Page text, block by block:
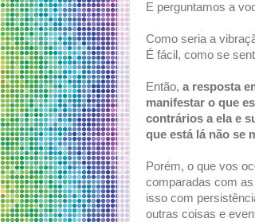
E perguntamos a
Como seria a
É fácil, como se
Então, a resposta
manifestar o que
contrários a ela e
que está lá não se
Porém, o que vos
comparadas com
isso com
outras coisas e